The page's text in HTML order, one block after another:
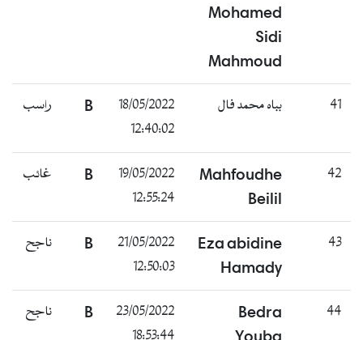
Mohamed
Sidi
Mahmoud
41 بباه محمد فال
18/05/2022
12:40:02
B راسب
42
Mahfoudhe
Beilil
19/05/2022
12:55:24
B غائب
43
Eza abidine
Hamady
21/05/2022
12:50:03
B ناجح
44
Bedra
23/05/2022
B ناجح